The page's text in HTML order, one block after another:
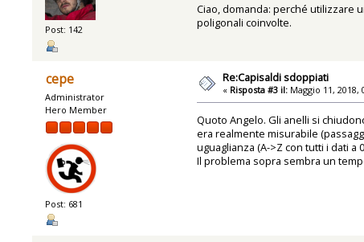
Post: 142
Ciao, domanda: perché utilizzare
poligonali coinvolte.
cepe
Administrator
Hero Member
Post: 681
Re:Capisaldi sdoppiati
« Risposta #3 il: Maggio 11, 2018,
Quoto Angelo. Gli anelli si
era realmente misurabile
uguaglianza (A->Z con tutti i dati a
Il problema sopra sembra un